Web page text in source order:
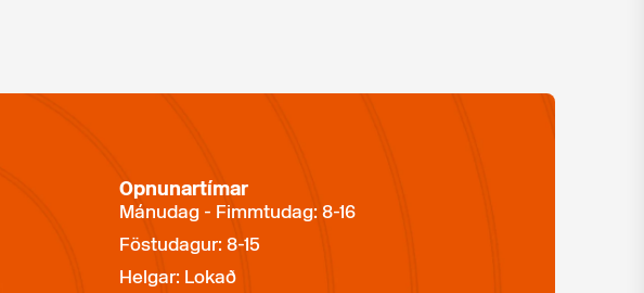
Opnunartímar
Mánudag - Fimmtudag: 8-16
Föstudagur: 8-15
Helgar: Lokað